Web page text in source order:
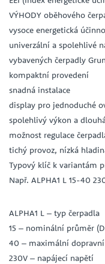
VÝHODY oběhového
vysoce energetická
univerzální a spolehlivé
vybavených čerpadly
kompaktní provedení
snadná instalace
display pro jednoduché
spolehlivý výkon a
možnost regulace
tichý provoz, nízká
Typový klíč k variantám
Např. ALPHA1 L 15-40
ALPHA1 L – typ čerpadla
15 – nominální průměr
40 – maximální
230V – napájecí napětí